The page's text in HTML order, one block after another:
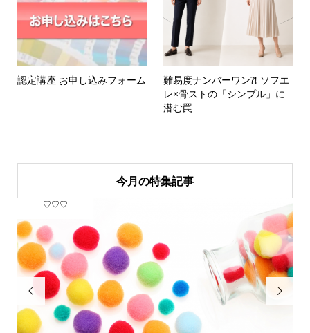
認定講座 お申し込みフォーム
難易度ナンバーワン⁈ ソフエ
レ×骨ストの「シンプル」に
潜む罠
今月の特集記事

♡♡♡
